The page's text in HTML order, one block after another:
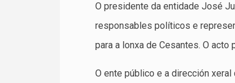
O presidente da entidade José
responsables políticos e
para a lonxa de Cesantes. O acto
O ente público e a dirección